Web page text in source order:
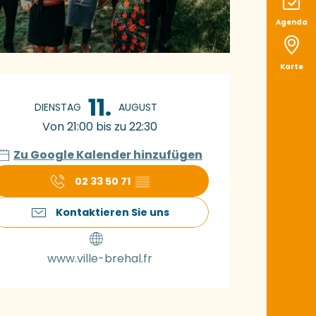
Agenda
Karte
&
DIENSTAG 11. AUGUST
Von 21:00 bis zu 22:30
Zu Google Kalender hinzufügen
02 33 50 71 ▒▒
Kontaktieren Sie uns
www.ville-brehal.fr